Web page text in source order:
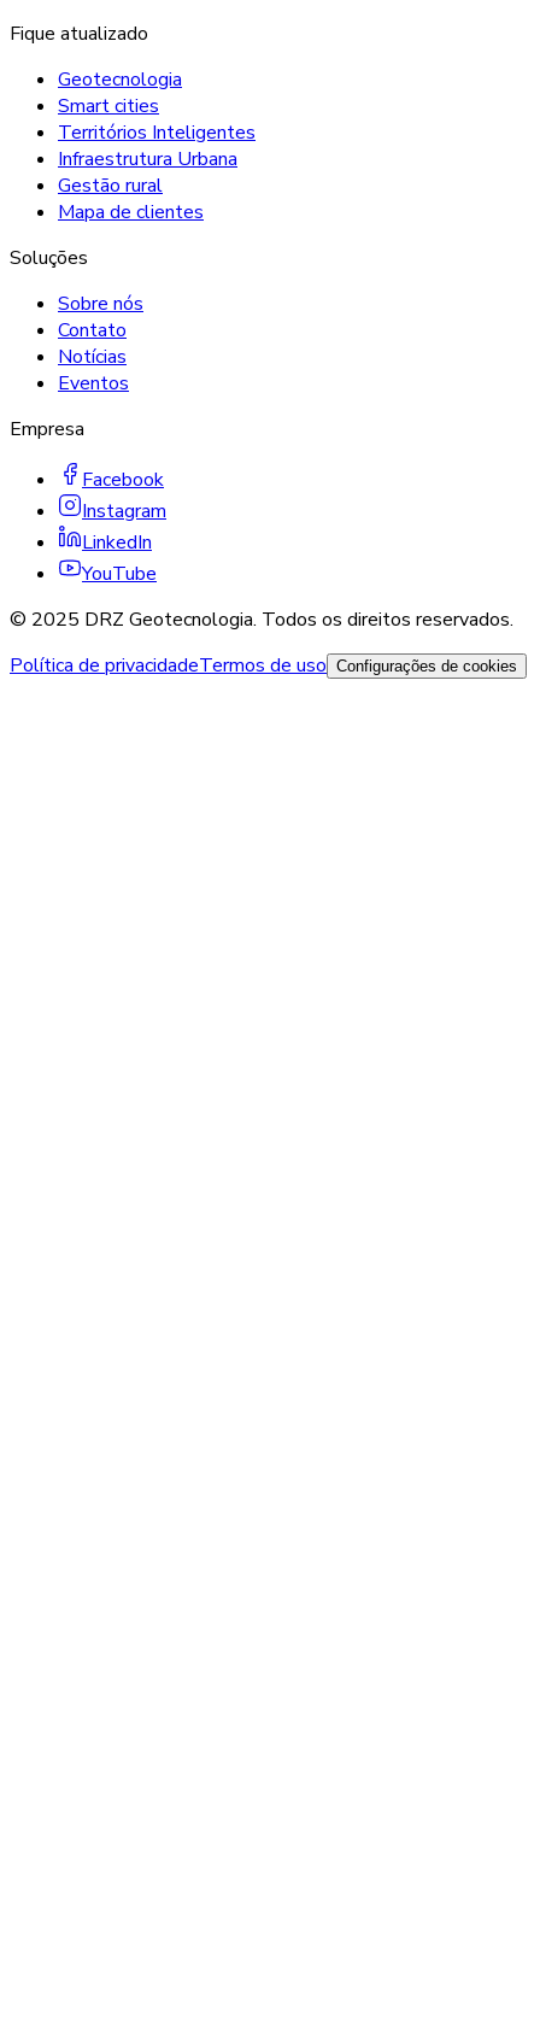
Fique atualizado
Geotecnologia
Smart cities
Territórios Inteligentes
Infraestrutura Urbana
Gestão rural
Mapa de clientes
Soluções
Sobre nós
Contato
Notícias
Eventos
Empresa
Facebook
Instagram
LinkedIn
YouTube
© 2025 DRZ Geotecnologia. Todos os direitos reservados.
Política de privacidadeTermos de uso Configurações de cookies